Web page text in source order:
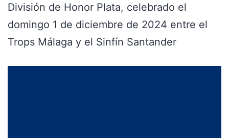
División de Honor Plata, celebrado el
domingo 1 de diciembre de 2024 entre el
Trops Málaga y el Sinfín Santander